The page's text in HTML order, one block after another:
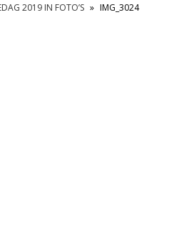
2019 IN FOTO’S » IMG_3024